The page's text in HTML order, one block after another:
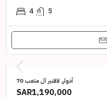
4 5
أدوار, لافنير آل متعب 70
SAR1,190,000